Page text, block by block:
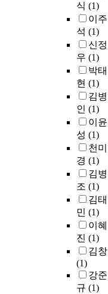
식 (1)
이주
석 (1)
신정
우 (1)
박태
현 (1)
김병
인 (1)
이윤
성 (1)
천미
경 (1)
김병
조 (1)
김태
민 (1)
이혜
진 (1)
김창
(1)
강준
규 (1)